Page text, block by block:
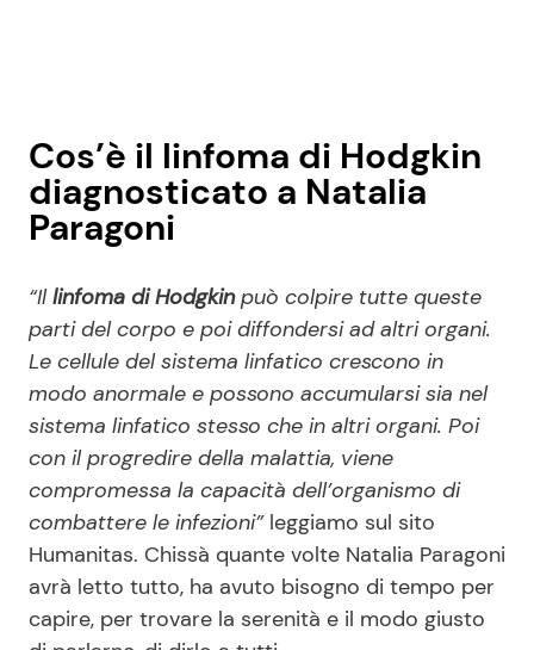
Cos’è il linfoma di Hodgkin
diagnosticato a Natalia
Paragoni
“Illinfoma di Hodgkinpuò colpire tutte queste
parti del corpo e poi diffondersi ad altri organi.
Le cellule del sistema linfatico crescono in
modo anormale e possono accumularsi sia nel
sistema linfatico stesso che in altri organi. Poi
con il progredire della malattia, viene
compromessa la capacità dell’organismo di
combattere le infezioni”leggiamo sul sito
Humanitas. Chissà quante volte Natalia Paragoni
avrà letto tutto, ha avuto bisogno di tempo per
capire, per trovare la serenità e il modo giusto